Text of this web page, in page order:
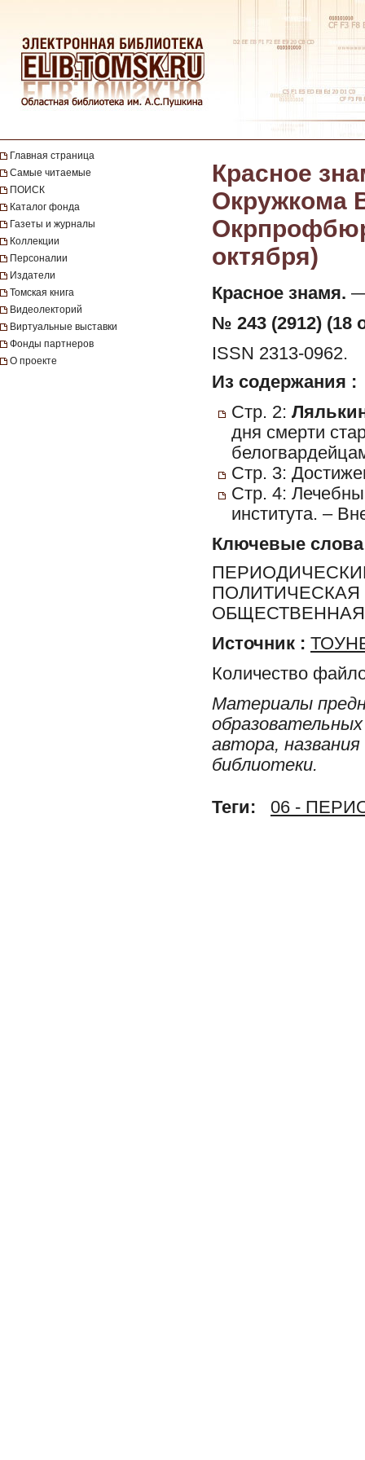
Главная страница
Самые читаемые
ПОИСК
Каталог фонда
Газеты и журналы
Коллекции
Персоналии
Издатели
Томская книга
Видеолекторий
Виртуальные выставки
Фонды партнеров
О проекте
Красное
Окружкома
октября)
Красное знамя. —
№ 243 (2912) (18
ISSN 2313-0962.
Из содержания :
Стр. 2:
дня смерти
Стр. 3:
Стр. 4:
института. –
Ключевые слова
Источник :
Количество
Материалы
автора,
библиотеки.
Теги: 06 -